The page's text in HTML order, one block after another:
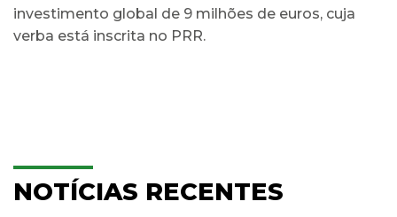
investimento global de 9 milhões de euros, cuja
verba está inscrita no PRR.
NOTÍCIAS RECENTES